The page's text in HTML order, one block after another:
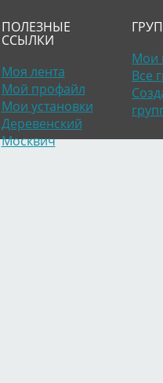
ПОЛЕЗНЫЕ
ССЫЛКИ
Моя лента
Мой профайл
Мои установки
Деревенский
Москвич
Мои
Все